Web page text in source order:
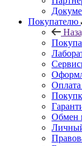
Покупателю
Оплата
Обмен